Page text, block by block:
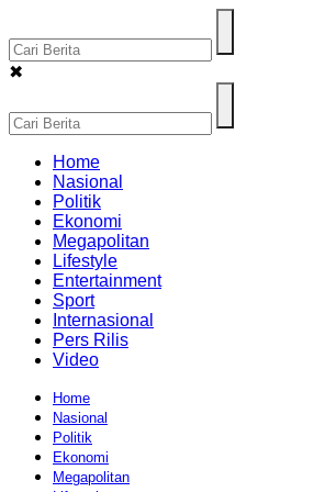
✖
Home
Nasional
Politik
Ekonomi
Megapolitan
Lifestyle
Entertainment
Sport
Internasional
Pers Rilis
Video
Home
Nasional
Politik
Ekonomi
Megapolitan